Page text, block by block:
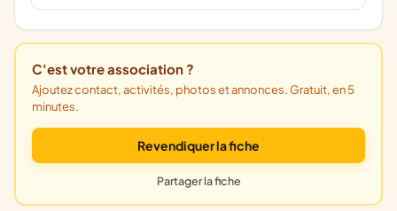
C'est votre association ?
Ajoutez contact, activités, photos et annonces. Gratuit, en 5
minutes.
Revendiquer la fiche
Partager la fiche